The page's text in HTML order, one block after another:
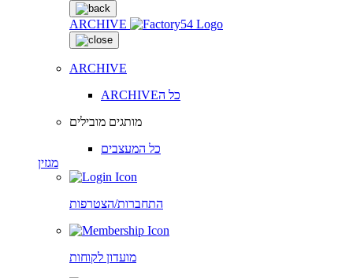
ARCHIVE
ARCHIVE
ARCHIVEכל ה
מותגים מובילים
כל המעצבים
מגזין
התחברות/הצטרפות
מועדון לקוחות